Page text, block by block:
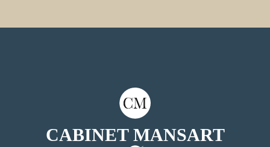
CABINET MANSART